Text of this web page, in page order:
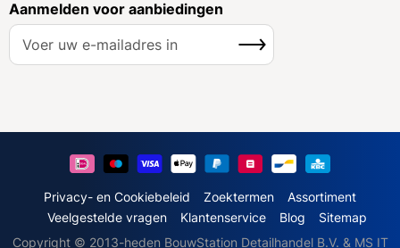
Aanmelden voor aanbiedingen
A
e
Inschrijven
Privacy- en Cookiebeleid Zoektermen
Assortiment
Veelgestelde vragen
Klantenservice Blog
Sitemap
Copyright © 2013-heden BouwStation Detailhandel B.V. & MS IT